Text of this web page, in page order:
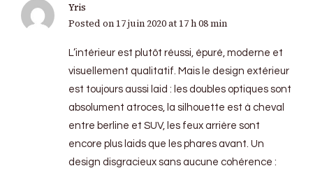
Yris
Posted on 17 juin 2020 at 17 h 08 min
L’intérieur est plutôt réussi, épuré, moderne et
visuellement qualitatif. Mais le design extérieur
est toujours aussi laid : les doubles optiques sont
absolument atroces, la silhouette est à cheval
entre berline et SUV, les feux arrière sont
encore plus laids que les phares avant. Un
design disgracieux sans aucune cohérence :